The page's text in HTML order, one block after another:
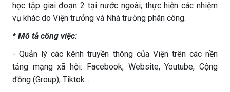
học tập giai đoạn 2 tại nước ngoài; thực hiện các nhiệm
vụ khác do Viện trưởng và Nhà trường phân công.
* Mô tả công việc:
- Quản lý các kênh truyền thông của Viện trên các nền
tảng mạng xã hội: Facebook, Website, Youtube, Cộng
đồng (Group), Tiktok...